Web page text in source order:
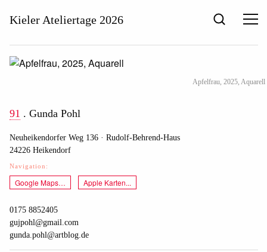
Kieler Ateliertage 2026
Menu
Apfelfrau, 2025, Aquarell
91 . Gunda Pohl
Neuheikendorfer Weg 136· Rudolf-Behrend-Haus
24226 Heikendorf
Navigation:
Google Maps… Apple Karten...
0175 8852405
gujpohl@gmail.com
gunda.pohl@artblog.de